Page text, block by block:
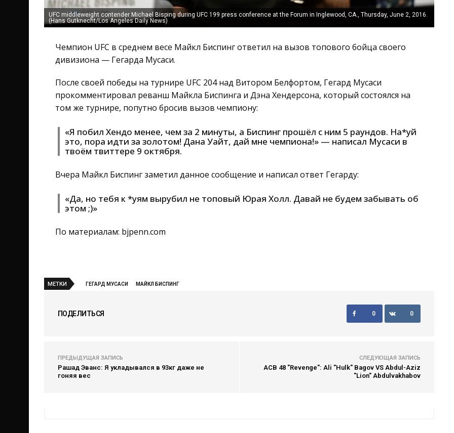
UFC middleweight contender Michael Bisping during UFC 199 press conference at the Forum in Inglewood, CA., Thursday, June 2, 2016.
(Hans Gutknecht/Los Angeles Daily News)
Чемпион UFC в среднем весе Майкл Биспинг ответил на вызов топового бойца своего
дивизиона — Гегарда Мусаси.
После своей победы на турнире UFC 204 над Витором Белфортом, Гегард Мусаси
прокомментировал реванш Майкла Биспинга и Дэна Хендерсона, который состоялся на
том же турнире, попутно бросив вызов чемпиону:
«Я побил Хендо менее, чем за 2 минуты, а Биспинг прошёл с ним 5 раундов. На*уй
это, пора идти за золотом! Дана Уайт, дай мне чемпиона!» — написал Мусаси в
твоём твиттере 9 октября.
Вчера Майкл Биспинг заметил данное сообщение и написал ответ Гегарду:
«Да, но тебя к *уям вырубил не топовый Юрая Холл. Давай не будем забывать об
этом ;)»
По материалам: bjpenn.com
МЕТКИ ГЕГАРД МУСАСИ МАЙКЛ БИСПИНГ
ПОДЕЛИТЬСЯ 0 0
ПРЕДЫДУЩАЯ ЗАПИСЬ
Рашад Эванс: Я укладывался в 93кг даже не
гоняя вес
СЛЕДУЮЩАЯ ЗАПИСЬ
ACB 48 "Revenge": Ali "Hulk" Bagov VS Abdul-Aziz
"Lion" Abdulvakhabov